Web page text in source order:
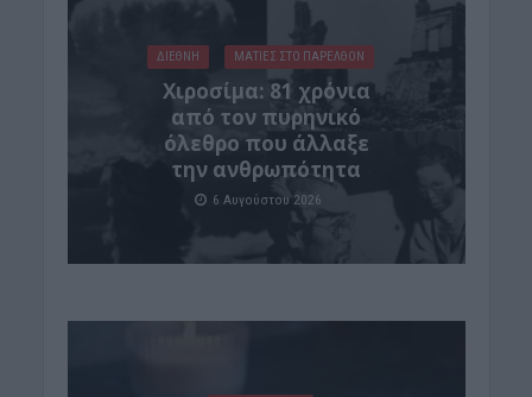
ΔΙΕΘΝΗ ΜΑΤΙΕΣ ΣΤΟ ΠΑΡΕΛΘΟΝ
Χιροσίμα: 81 χρόνια
από τον πυρηνικό
όλεθρο που άλλαξε
την ανθρωπότητα
6 Αυγούστου 2026